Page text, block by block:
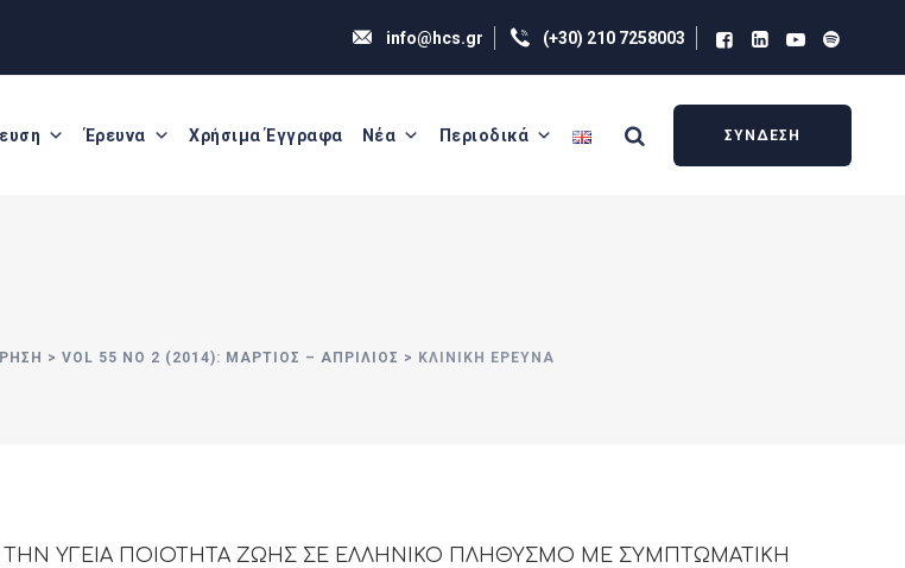
info@hcs.gr (+30) 210 7258003
Έρευνα Χρήσιμα Έγγραφα Νέα Περιοδικά ΣΥΝΔΕΣΗ
> VOL 55 NO 2 (2014): ΜΆΡΤΙΟΣ – ΑΠΡΊΛΙΟΣ > ΚΛΙΝΙΚΉ ΈΡΕΥΝΑ
ΥΓΕΙΑ ΠΟΙΟΤΗΤΑ ΖΩΗΣ ΣΕ ΕΛΛΗΝΙΚΟ ΠΛΗΘΥΣΜΟ ΜΕ ΣΥΜΠΤΩΜΑΤΙΚΗ